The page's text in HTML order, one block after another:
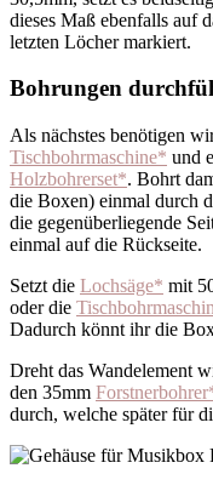
dieses Maß ebenfalls auf
letzten Löcher markiert.
Bohrungen
Als nächstes benötigen
Tischbohrmaschine* und
Holzbohrerset*. Bohrt
die Boxen) einmal durch
die gegenüberliegende
einmal auf die Rückseite.
Setzt die Lochsäge* mit
oder die
Dadurch könnt ihr die
Dreht das Wandelement
den 35mm
durch, welche später für